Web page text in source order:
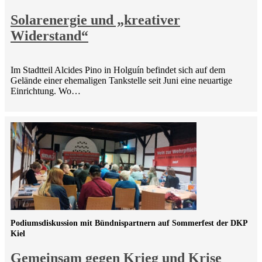
Solarenergie und „kreativer
Widerstand“
Im Stadtteil Alcides Pino in Holguín befindet sich auf dem
Gelände einer ehemaligen Tankstelle seit Juni eine neuartige
Einrichtung. Wo…
Gemeinsam gegen Krieg und Krise
Podiumsdiskussion mit Bündnispartnern auf Sommerfest der DKP
Kiel